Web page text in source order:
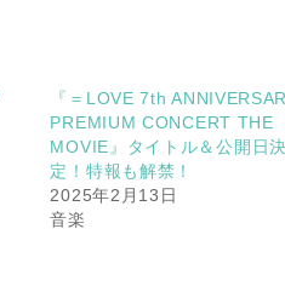
『＝LOVE 7th
PREMIUM CONCERT THE
MOVIE』タイトル＆公開日決
定！特報も解禁！
2025年2月13日
音楽